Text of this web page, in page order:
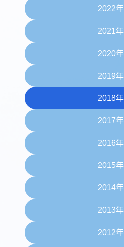
2022年
2021年
2020年
2019年
2018年
2017年
2016年
2015年
2014年
2013年
2012年